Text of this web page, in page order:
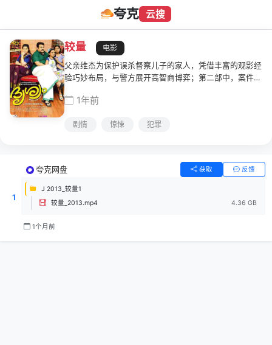
夸克 云搜
较量
电影
父亲维杰为保护误杀督察儿子的家人，凭借丰富的观影经
验巧妙布局，与警方展开高智商博弈；第二部中，案件真
胁，展现亲情与智慧的力量。
1年前
剧情 惊悚 犯罪
1
夸克网盘 获取 反馈
J 2013_较量1
较量_2013.mp4
4.36 GB
1个月前